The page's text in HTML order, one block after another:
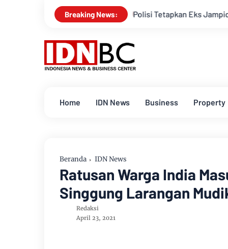
Breaking News:
Polisi Tetapkan Eks Jampidsus Febrie
Home IDN News Business Property
Beranda IDN News
Ratusan Warga India
Singgung Larangan
Redaksi
April 23, 2021